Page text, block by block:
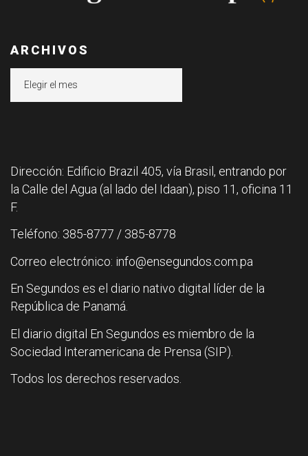
ARCHIVOS
Dirección: Edificio Brazil 405, vía Brasil, entrando por
la Calle del Agua (al lado del Idaan), piso 11, oficina 11
F.
Teléfono: 385-8777 / 385-8778
Correo electrónico: info@ensegundos.com.pa
En Segundos es el diario nativo digital líder de la
República de Panamá.
El diario digital En Segundos es miembro de la
Sociedad Interamericana de Prensa (SIP).
Todos los derechos reservados.